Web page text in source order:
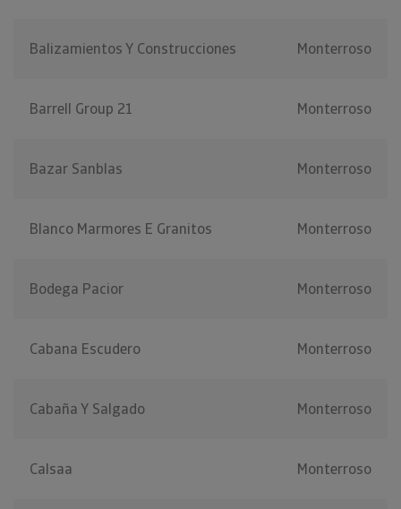
Balizamientos Y Construcciones Monterroso
Barrell Group 21 Monterroso
Bazar Sanblas Monterroso
Blanco Marmores E Granitos Monterroso
Bodega Pacior Monterroso
Cabana Escudero Monterroso
Cabaña Y Salgado Monterroso
Calsaa Monterroso